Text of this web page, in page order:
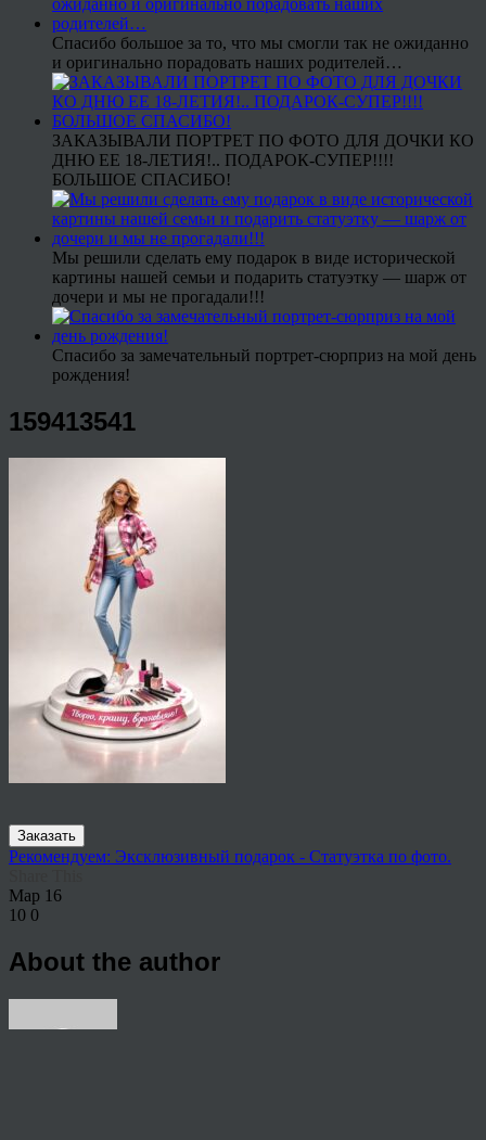
Спасибо большое за то, что мы смогли так не ожиданно
и оригинально порадовать наших родителей…
ЗАКАЗЫВАЛИ ПОРТРЕТ ПО ФОТО ДЛЯ ДОЧКИ КО
ДНЮ ЕЕ 18-ЛЕТИЯ!.. ПОДАРОК-СУПЕР!!!!
БОЛЬШОЕ СПАСИБО!
Мы решили сделать ему подарок в виде исторической
картины нашей семьи и подарить статуэтку — шарж от
дочери и мы не прогадали!!!
Спасибо за замечательный портрет-сюрприз на мой день
рождения!
159413541
Заказать
Рекомендуем: Эксклюзивный подарок - Статуэтка по фото.
Мар 16
10 0
About the author